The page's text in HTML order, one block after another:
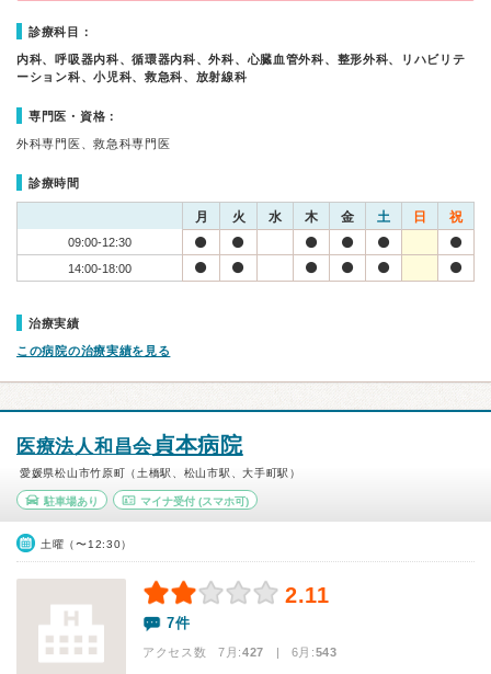
診療科目：
内科、呼吸器内科、循環器内科、外科、心臓血管外科、整形外科、リハビリテ
ーション科、小児科、救急科、放射線科
専門医・資格：
外科専門医、救急科専門医
診療時間
月 火 水 木 金 土 日 祝
09:00-12:30
14:00-18:00
治療実績
この病院の治療実績を見る
医療法人和昌会 貞本病院
愛媛県松山市竹原町（土橋駅、松山市駅、大手町駅）
駐車場あり マイナ受付(スマホ可)
土曜（〜12:30）
2.11
7件
アクセス数 7月:427 | 6月:543